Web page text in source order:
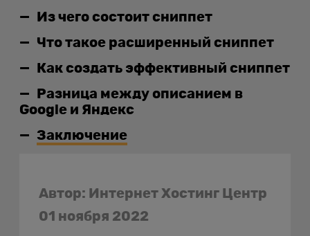
Автор: Интернет Хостинг Центр
01 ноября 2022
Из чего состоит сниппет
Что такое расширенный сниппет
Как создать эффективный сниппет
Разница между описанием в
Google и Яндекс
Заключение